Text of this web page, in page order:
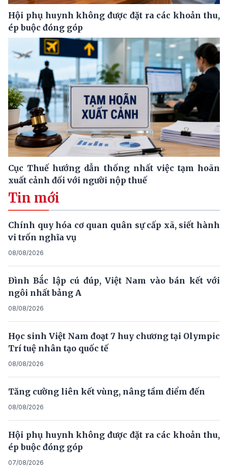
Hội phụ huynh không được đặt ra các khoản thu,
ép buộc đóng góp
Cục Thuế hướng dẫn thống nhất việc tạm hoãn
xuất cảnh đối với người nộp thuế
Tin mới
Chính quy hóa cơ quan quân sự cấp xã, siết hành
vi trốn nghĩa vụ
08/08/2026
Đình Bắc lập cú đúp, Việt Nam vào bán kết với
ngôi nhất bảng A
08/08/2026
Học sinh Việt Nam đoạt 7 huy chương tại Olympic
Trí tuệ nhân tạo quốc tế
08/08/2026
Tăng cường liên kết vùng, nâng tầm điểm đến
08/08/2026
Hội phụ huynh không được đặt ra các khoản thu,
ép buộc đóng góp
07/08/2026